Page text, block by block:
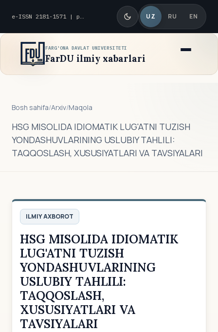
e-ISSN 2181-1571 | p-ISSN 2010-8419 UZ RU EN
FARG'ONA DAVLAT UNIVERSITETI
FarDU ilmiy xabarlari
Bosh sahifa/Arxiv/Maqola
HSG MISOLIDA IDIOMATIK LUG'ATNI TUZISH
YONDASHUVLARINING USLUBIY TAHLILI:
TAQQOSLASH, XUSUSIYATLARI VA TAVSIYALARI
ILMIY AXBOROT
HSG MISOLIDA IDIOMATIK
LUG'ATNI TUZISH
YONDASHUVLARINING
USLUBIY TAHLILI:
TAQQOSLASH,
XUSUSIYATLARI VA
TAVSIYALARI